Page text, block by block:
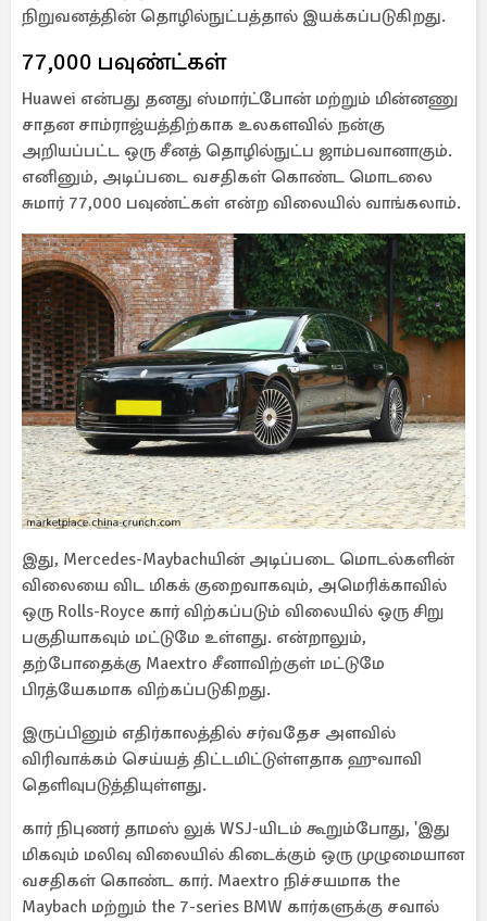
நிறுவனத்தின் தொழில்நுட்பத்தால் இயக்கப்படுகிறது.
77,000 பவுண்ட்கள்
Huawei என்பது தனது ஸ்மார்ட்போன் மற்றும் மின்னணு
சாதன சாம்ராஜ்யத்திற்காக உலகளவில் நன்கு
அறியப்பட்ட ஒரு சீனத் தொழில்நுட்ப ஜாம்பவானாகும்.
எனினும், அடிப்படை வசதிகள் கொண்ட மொடலை
சுமார் 77,000 பவுண்ட்கள் என்ற விலையில் வாங்கலாம்.
இது, Mercedes-Maybachயின் அடிப்படை மொடல்களின்
விலையை விட மிகக் குறைவாகவும், அமெரிக்காவில்
ஒரு Rolls-Royce கார் விற்கப்படும் விலையில் ஒரு சிறு
பகுதியாகவும் மட்டுமே உள்ளது. என்றாலும்,
தற்போதைக்கு Maextro சீனாவிற்குள் மட்டுமே
பிரத்யேகமாக விற்கப்படுகிறது.
இருப்பினும் எதிர்காலத்தில் சர்வதேச அளவில்
விரிவாக்கம் செய்யத் திட்டமிட்டுள்ளதாக ஹுவாவி
தெளிவுபடுத்தியுள்ளது.
கார் நிபுணர் தாமஸ் லுக் WSJ-யிடம் கூறும்போது, 'இது
மிகவும் மலிவு விலையில் கிடைக்கும் ஒரு முழுமையான
வசதிகள் கொண்ட கார். Maextro நிச்சயமாக the
Maybach மற்றும் the 7-series BMW கார்களுக்கு சவால்